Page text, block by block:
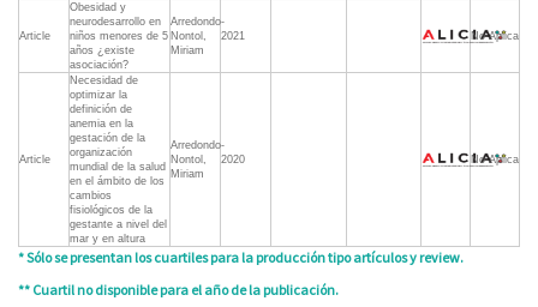
Article
Obesidad y
neurodesarrollo en
niños menores de 5
años ¿existe
asociación?
Arredondo-
Nontol,
Miriam
2021 No Aplica
Article
Necesidad de
optimizar la
definición de
anemia en la
gestación de la
organización
mundial de la salud
en el ámbito de los
cambios
fisiológicos de la
gestante a nivel del
mar y en altura
Arredondo-
Nontol,
Miriam
2020 No Aplica
* Sólo se presentan los cuartiles para la producción tipo artículos y review.
** Cuartil no disponible para el año de la publicación.